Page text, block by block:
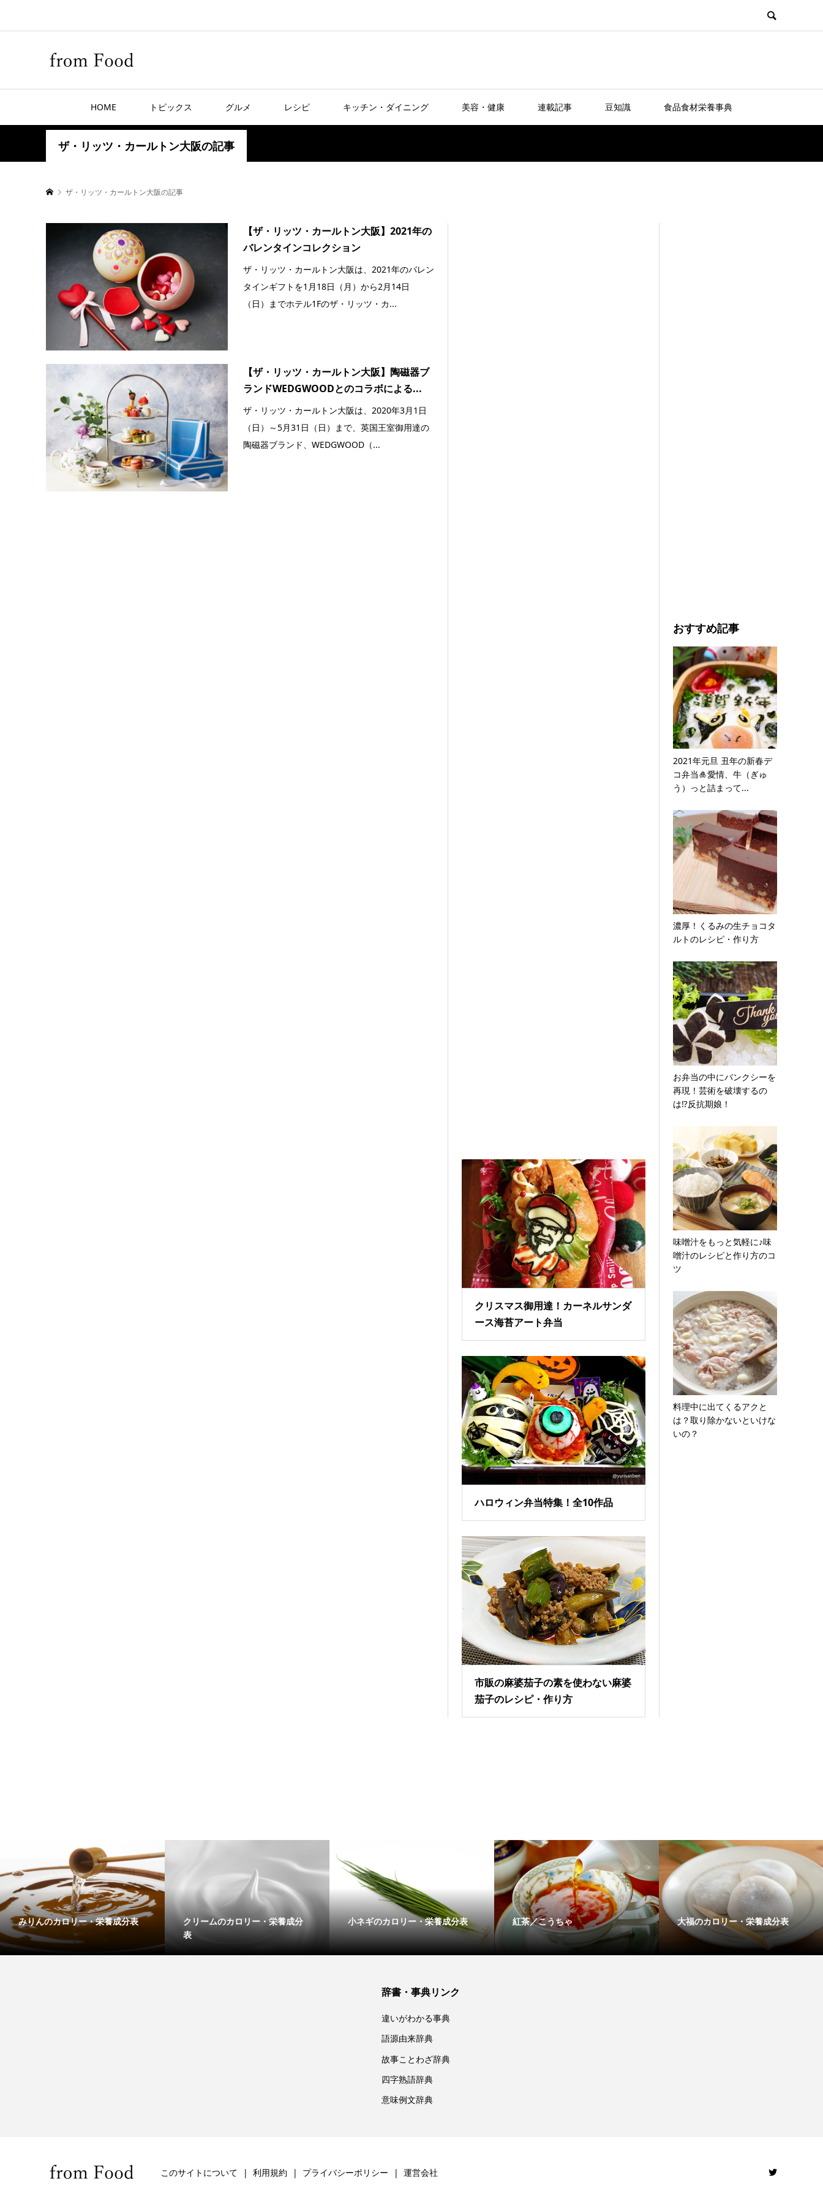
HOME トピックス グルメ レシピ キッチン・ダイニング 美容・健康 連載記事 豆知識 食品食材栄養事典
ザ・リッツ・カールトン大阪の記事
ザ・リッツ・カールトン大阪の記事
【ザ・リッツ・カールトン大阪】2021年の
バレンタインコレクション
ザ・リッツ・カールトン大阪は、2021年のバレン
タインギフトを1月18日（月）から2月14日
（日）までホテル1Fのザ・リッツ・カ...
【ザ・リッツ・カールトン大阪】陶磁器ブ
ランドWEDGWOODとのコラボによる...
ザ・リッツ・カールトン大阪は、2020年3月1日
（日）～5月31日（日）まで、英国王室御用達の
陶磁器ブランド、WEDGWOOD（...
クリスマス御用達！カーネルサンダ
ース海苔アート弁当
ハロウィン弁当特集！全10作品
市販の麻婆茄子の素を使わない麻婆
茄子のレシピ・作り方
おすすめ記事
2021年元旦 丑年の新春デ
コ弁当🎍愛情、牛（ぎゅ
う）っと詰まって...
濃厚！くるみの生チョコタ
ルトのレシピ・作り方
お弁当の中にバンクシーを
再現！芸術を破壊するの
は⁉︎反抗期娘！
味噌汁をもっと気軽に♪味
噌汁のレシピと作り方のコ
ツ
料理中に出てくるアクと
は？取り除かないといけな
いの？
みりんのカロリー・栄養成分表
クリームのカロリー・栄養成分
表
小ネギのカロリー・栄養成分表 紅茶／こうちゃ 大福のカロリー・栄養成分表
辞書・事典リンク
違いがわかる事典
語源由来辞典
故事ことわざ辞典
四字熟語辞典
意味例文辞典
このサイトについて 利用規約 プライバシーポリシー 運営会社